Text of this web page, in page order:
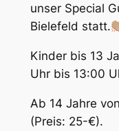
unser Special
Bielefeld statt.
Kinder bis 13
Uhr bis 13:00
Ab 14 Jahre
(Preis: 25-€).